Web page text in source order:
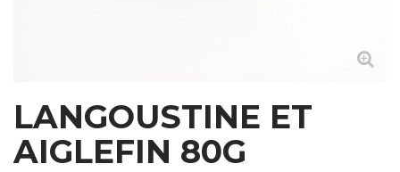
LANGOUSTINE ET
AIGLEFIN 80G